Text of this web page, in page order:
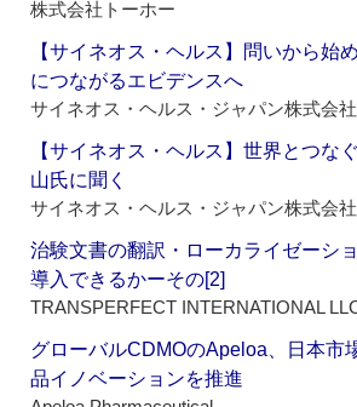
株式会社トーホー
【サイネオス・ヘルス】問いから始
につながるエビデンスへ
サイネオス・ヘルス・ジャパン株式会社
【サイネオス・ヘルス】世界とつ
山氏に聞く
サイネオス・ヘルス・ジャパン株式会社
治験文書の翻訳・ローカライゼーシ
導入できるかーその[2]
TRANSPERFECT INTERNATIONAL
グローバルCDMOのApeloa、日本市
品イノベーションを推進